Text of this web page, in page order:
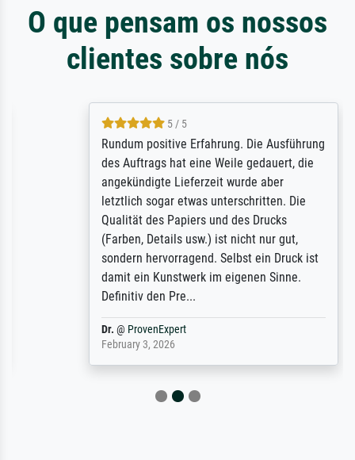
O que pensam os nossos
clientes sobre nós
5 / 5
Rundum positive Erfahrung. Die Ausführung
des Auftrags hat eine Weile gedauert, die
angekündigte Lieferzeit wurde aber
letztlich sogar etwas unterschritten. Die
Qualität des Papiers und des Drucks
(Farben, Details usw.) ist nicht nur gut,
sondern hervorragend. Selbst ein Druck ist
damit ein Kunstwerk im eigenen Sinne.
Definitiv den Pre...
ProvenExpert
February 3, 2026